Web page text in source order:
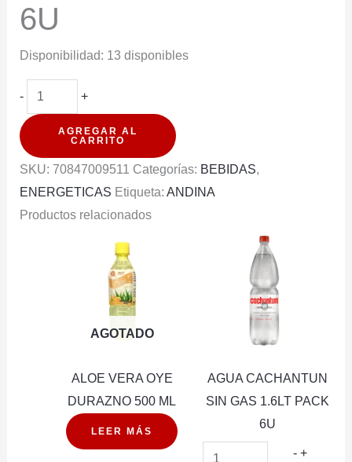
6U
Disponibilidad: 13 disponibles
-
MONSTER
ENERGY
VERDE
473ML
+
AGREGAR AL
CARRITO
SKU: 70847009511 Categorías: BEBIDAS,
ENERGETICAS Etiqueta: ANDINA
Productos relacionados
AGOTADO
ALOE VERA OYE
DURAZNO 500 ML
LEER MÁS
AGUA CACHANTUN
SIN GAS 1.6LT PACK
6U
- AGUA
+